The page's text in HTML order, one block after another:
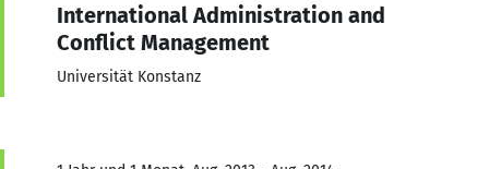
International Administration and
Conflict Management
Universität Konstanz